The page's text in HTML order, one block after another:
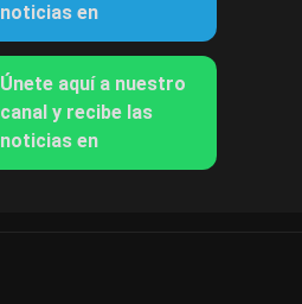
noticias en
Únete aquí a nuestro
canal y recibe las
noticias en